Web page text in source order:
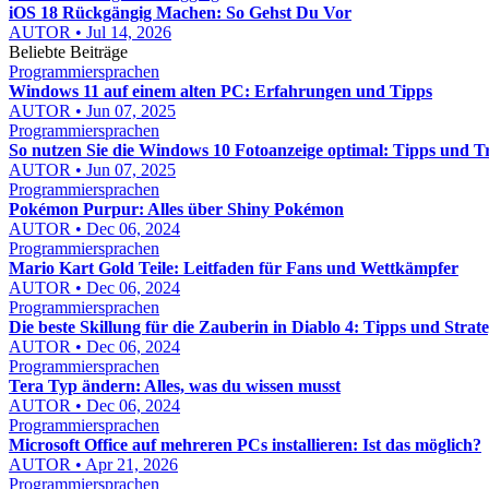
iOS 18 Rückgängig Machen: So Gehst Du Vor
AUTOR • Jul 14, 2026
Beliebte Beiträge
Programmiersprachen
Windows 11 auf einem alten PC: Erfahrungen und Tipps
AUTOR • Jun 07, 2025
Programmiersprachen
So nutzen Sie die Windows 10 Fotoanzeige optimal: Tipps und
AUTOR • Jun 07, 2025
Programmiersprachen
Pokémon Purpur: Alles über Shiny Pokémon
AUTOR • Dec 06, 2024
Programmiersprachen
Mario Kart Gold Teile: Leitfaden für Fans und Wettkämpfer
AUTOR • Dec 06, 2024
Programmiersprachen
Die beste Skillung für die Zauberin in Diablo 4: Tipps und
AUTOR • Dec 06, 2024
Programmiersprachen
Tera Typ ändern: Alles, was du wissen musst
AUTOR • Dec 06, 2024
Programmiersprachen
Microsoft Office auf mehreren PCs installieren: Ist das möglich?
AUTOR • Apr 21, 2026
Programmiersprachen